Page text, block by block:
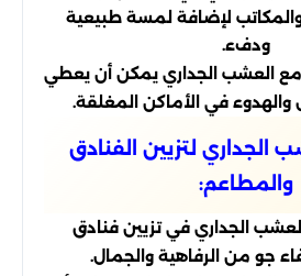
والمكاتب لإضافة لمسة طبيعية
ودفء.
مع العشب الجداري يمكن أن يعطي
والهدوء في الأماكن المغلقة.
الجداري لتزيين الفنادق
والمطاعم:
الجداري في تزيين فنادق
جو من الرفاهية والجمال.